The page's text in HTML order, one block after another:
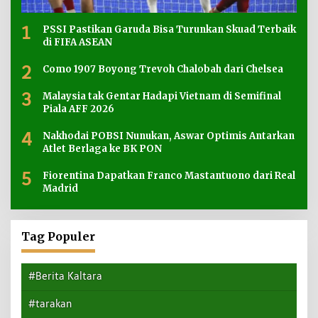
1
PSSI Pastikan Garuda Bisa Turunkan Skuad Terbaik
di FIFA ASEAN
2 Como 1907 Boyong Trevoh Chalobah dari Chelsea
3
Malaysia tak Gentar Hadapi Vietnam di Semifinal
Piala AFF 2026
4
Nakhodai POBSI Nunukan, Aswar Optimis Antarkan
Atlet Berlaga ke BK PON
5
Fiorentina Dapatkan Franco Mastantuono dari Real
Madrid
Tag Populer
#Berita Kaltara
#tarakan